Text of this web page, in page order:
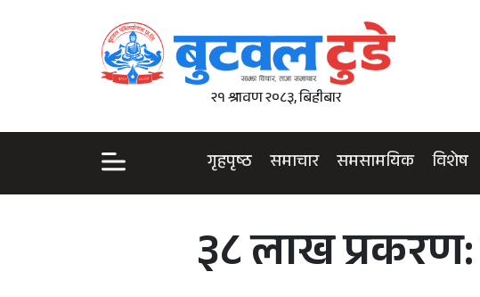
२१ श्रावण २०८३, बिहीबार
गृहपृष्ठ समाचार समसामयिक विशेष
३८ लाख